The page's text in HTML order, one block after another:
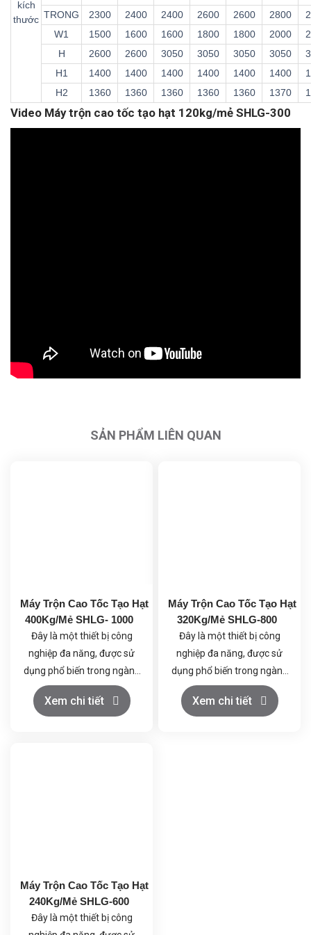
kích
thước TRONG
2300 2400 2400 2600 2600 2800
W1
1500 1600 1600 1800 1800 2000
H
2600 2600 3050 3050 3050 3050
H1
1400 1400 1400 1400 1400 1400
H2
1360 1360 1360 1360 1360 1370
Video Máy trộn cao tốc tạo hạt 120kg/mẻ SHLG-300
SẢN PHẨM LIÊN QUAN
Máy Trộn Cao Tốc Tạo Hạt
400Kg/Mẻ SHLG- 1000
Đây là một thiết bị công
nghiệp đa năng, được sử
dụng phổ biến trong ngành
dược để chế biến các
nguyên liệu dạng rắn. Với
Xem chi tiết
Máy Trộn Cao Tốc Tạo Hạt
320Kg/Mẻ SHLG-800
Đây là một thiết bị công
nghiệp đa năng, được sử
dụng phổ biến trong ngành
dược để chế biến các
nguyên liệu dạng rắn. Với
Xem chi tiết
Máy Trộn Cao Tốc Tạo Hạt
240Kg/Mẻ SHLG-600
Đây là một thiết bị công